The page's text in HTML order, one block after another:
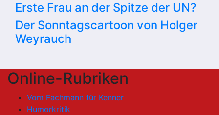
Erste Frau an der Spitze der UN?
Der Sonntagscartoon von Holger
Weyrauch
Online-Rubriken
Vom Fachmann für Kenner
Humorkritik